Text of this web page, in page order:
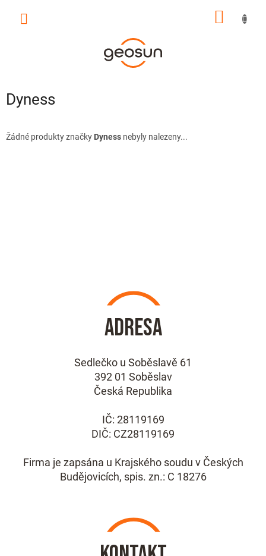
obsah
Dyness
Žádné produkty značky Dyness nebyly nalezeny...
Adresa
Sedlečko u Soběslavě 61
392 01 Soběslav
Česká Republika
IČ: 28119169
DIČ: CZ28119169
Firma je zapsána u Krajského soudu v Českých
Budějovicích, spis. zn.: C 18276